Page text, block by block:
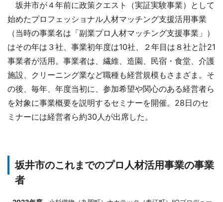
坂井市が４年前に政策クエスト（実証実験事業）として
始めたプロフェッショナル人材マッチング支援活用事業
（当時の事業名は「副業プロ人材マッチング支援事業」）
はその年は３社、事業初年度は10社、２年目は８社と計21
事業者が活用。事業者は、繊維、造園、民宿・食堂、介護
施設、クリーニング業など職種も経営規模もさまざま。そ
の後、毎年、年度当初に、参加希望や関心のある経営者ら
を対象に事業概要を説明するセミナーを開催。28日のセ
ミナーには経営者ら約30人が出席した。
坂井市のこれまでのプロ人材活用事業の事業
者